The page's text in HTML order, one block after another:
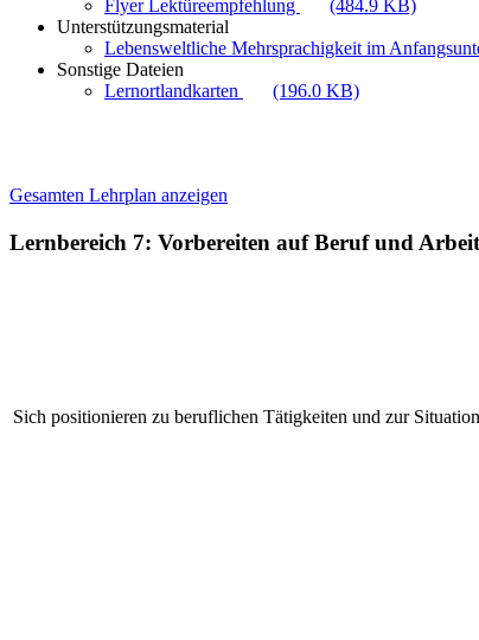
Flyer Lektüreempfehlung
(484.9 KB)
Unterstützungsmaterial
Lebensweltliche Mehrsprachigkeit im
Sonstige Dateien
Lernortlandkarten
(196.0 KB)
Gesamten Lehrplan anzeigen
Lernbereich 7: Vorbereiten auf Beruf und Arbeit
Sich positionieren zu beruflichen Tätigkeiten und zur